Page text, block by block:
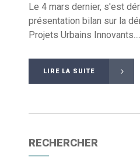
Le 4 mars dernier, s'est
présentation bilan sur la
Projets Urbains Innovants....
LIRE LA SUITE
RECHERCHER